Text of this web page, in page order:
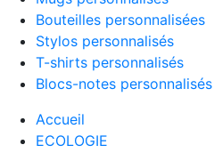
Bouteilles personnalisées
Stylos personnalisés
T-shirts personnalisés
Blocs-notes personnalisés
Accueil
ECOLOGIE